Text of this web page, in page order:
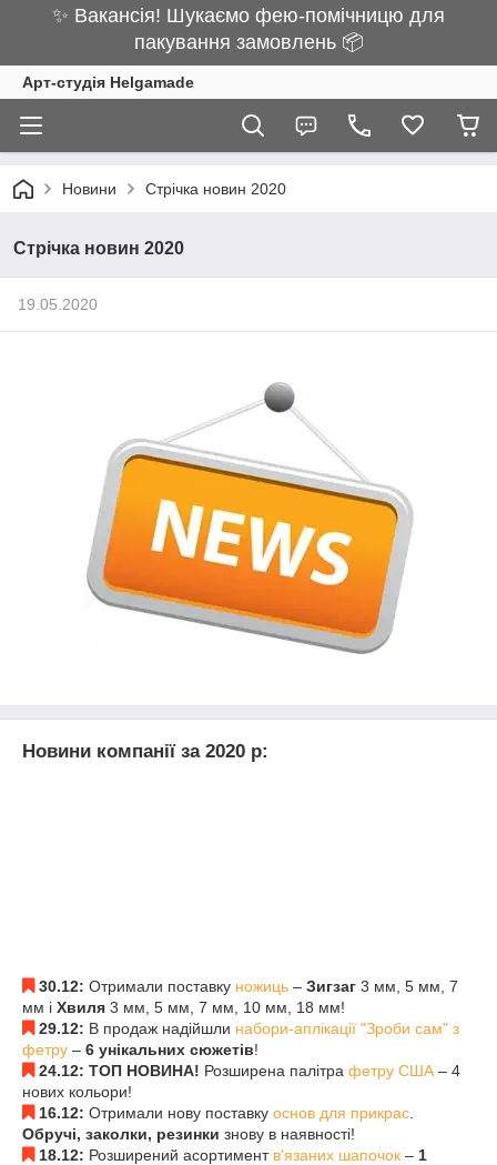
✨ Вакансія! Шукаємо фею-помічницю для
пакування замовлень 📦
Арт-студія Helgamade
Новини Стрічка новин 2020
Стрічка новин 2020
19.05.2020
Новини компанії за 2020 р:
30.12: Отримали поставку ножиць – Зигзаг 3 мм, 5 мм, 7
мм і Хвиля 3 мм, 5 мм, 7 мм, 10 мм, 18 мм!
29.12: В продаж надійшли набори-аплікації "Зроби сам" з
фетру – 6 унікальних сюжетів!
24.12: ТОП НОВИНА! Розширена палітра фетру США – 4
нових кольори!
16.12: Отримали нову поставку основ для прикрас
Обручі, заколки, резинки знову в наявності!
18.12: Розширений асортимент в'язаних шапочок – 1